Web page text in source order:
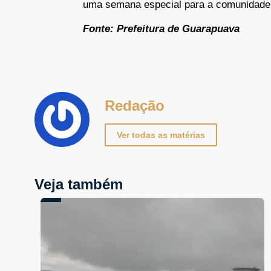
uma semana especial para a
Fonte: Prefeitura de Guarapuava
Redação
Ver todas as matérias
Veja também